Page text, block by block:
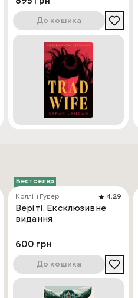
До кошика
Бестселер
Коллін Гувер
4.29
Веріті. Ексклюзивне
видання
600 грн
До кошика